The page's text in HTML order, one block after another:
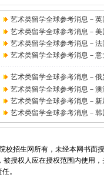
艺术类留学全球参考消息－英
艺术类留学全球参考消息－美
艺术类留学全球参考消息－ 法
艺术类留学全球参考消息－ 意
艺术类留学全球参考消息－ 俄
艺术类留学全球参考消息－ 澳
艺术类留学全球参考消息－ 新
艺术类留学全球参考消息－ 韩
校招生网所有，未经本网书面
授权人应在授权范围内使用，
。